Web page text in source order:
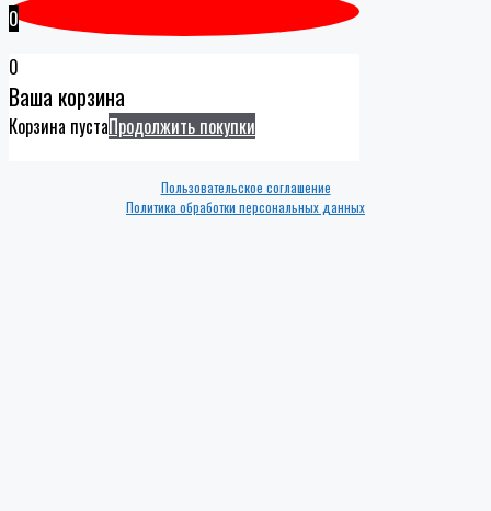
0
0
Ваша корзина
Корзина пустаПродолжить покупки
Пользовательское соглашение
Политика обработки персональных данных